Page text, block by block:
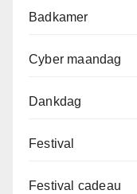
Badkamer
Cyber maandag
Dankdag
Festival
Festival cadeau